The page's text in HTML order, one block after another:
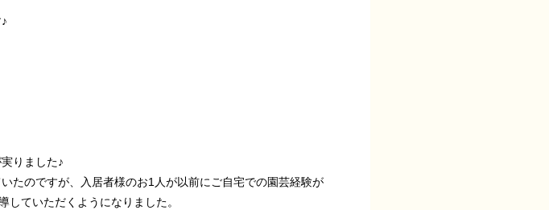
りました♪
たのですが、入居者様のお1人が以前にご自宅での園芸経験が
していただくようになりました。